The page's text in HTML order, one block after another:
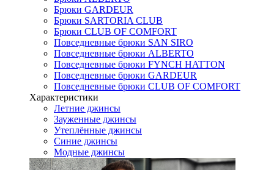
Брюки GARDEUR
Брюки SARTORIA CLUB
Брюки CLUB OF COMFORT
Повседневные брюки SAN SIRO
Повседневные брюки ALBERTO
Повседневные брюки FYNCH HATTON
Повседневные брюки GARDEUR
Повседневные брюки CLUB OF COMFORT
Характеристики
Летние джинсы
Зауженные джинсы
Утеплённые джинсы
Синие джинсы
Модные джинсы